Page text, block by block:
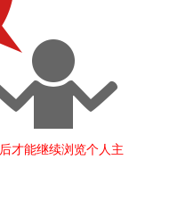
后才能继续浏览个人主